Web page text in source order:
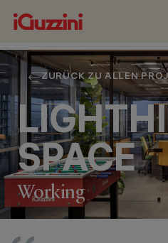
ZURÜCK ZU ALLEN
SPACE
Working